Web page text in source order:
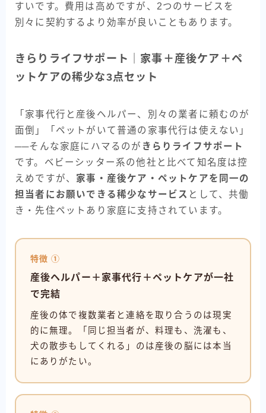
すいです。費用は高めですが、2つのサービスを
別々に契約するより効率が良いこともあります。
きらりライフサポート｜家事＋産後ケア＋ペ
ットケアの稀少な3点セット
「家事代行と産後ヘルパー、別々の業者に頼むのが
面倒」「ペットがいて普通の家事代行は使えない」
──そんな家庭にハマるのが きらりライフサポート
です。ベビーシッター系の他社と比べて知名度は控
えめですが、 家事・産後ケア・ペットケアを同一の
担当者にお願いできる稀少なサービス として、共働
き・先住ペットあり家庭に支持されています。
特徴 ①
産後ヘルパー＋家事代行＋ペットケアが一社
で完結
産後の体で複数業者と連絡を取り合うのは現実
的に無理。「同じ担当者が、料理も、洗濯も、
犬の散歩もしてくれる」のは産後の脳には本当
にありがたい。